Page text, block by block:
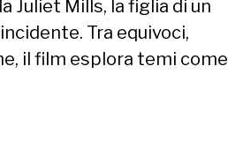
Juliet Mills, la figlia di un
Tra equivoci,
il film esplora temi come